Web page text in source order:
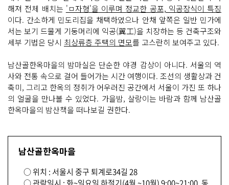
해져 전체 배치는 'ㅁ자형'을 이루며 정교한 공포, 익공장식이 특징
이다. 간소하게 민도리집을 채택하였으나 안채 앞쪽은 일반 민가에
서는 보기 드물게 기둥머리에 익공(翼工)을 치장하는 등 건축구조와
세부 기법은 당시 최상류층 주택의 면모를 고스란히 보여주고 있다.
남산골한옥마을의 밤마실은 단순한 야경 감상이 아니다. 서울의 역
사와 전통 속으로 걸어 들어가는 시간 여행이다. 조선의 생활상과 건
축미, 그리고 한옥의 정취가 어우러진 공간에서 서울이 가진 또 하나
의 얼굴을 만나볼 수 있었다. 가을밤, 살랑이는 바람과 함께 남산골
한옥마을의 밤산책을 떠나보길 권한다.
남산골한옥마을
○ 위치 : 서울시 중구 퇴계로34길 28